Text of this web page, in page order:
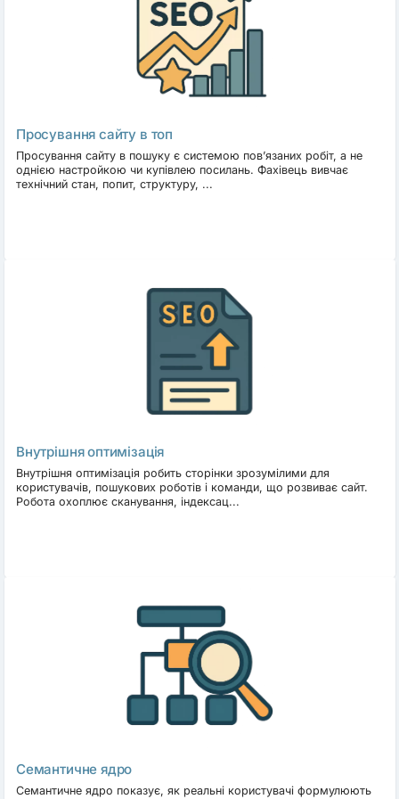
Що потрібно від клієнта? Доступ до сайту та аналітики,
список ключових слів.
Чи можна гарантувати топ? Ні, але грамотне SEO підвищує
Обирайте підкатегорію «SEO», знаходьте виконавця або
працює на ваш бізнес.
Просування сайту в топ
Просування сайту в пошуку є системою пов’язаних робіт, а не
однією настройкою чи купівлею посилань. Фахівець вивчає
технічний стан, попит, структуру, ...
Внутрішня оптимізація
Внутрішня оптимізація робить сторінки зрозумілими для
користувачів, пошукових роботів і команди, що розвиває сайт.
Робота охоплює сканування, індексац...
Семантичне ядро
Семантичне ядро показує, як реальні користувачі формулюють